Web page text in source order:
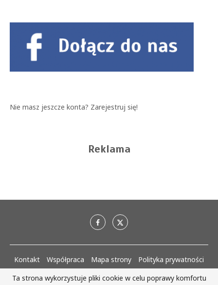
Nie masz jeszcze konta? Zarejestruj się!
Reklama
Kontakt Współpraca Mapa strony
Polityka prywatności
Regulaminy
Ta strona wykorzystuje pliki cookie w celu poprawy komfortu